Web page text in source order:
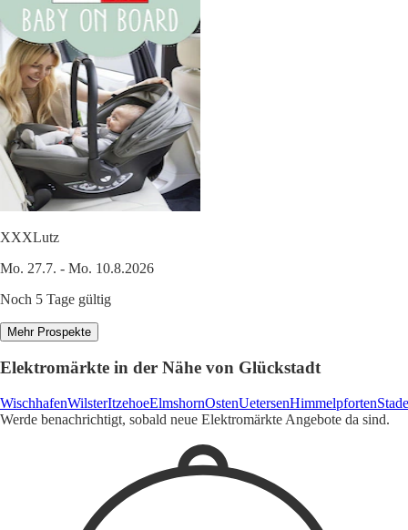
XXXLutz
Mo. 27.7. - Mo. 10.8.2026
Noch 5 Tage gültig
Mehr Prospekte
Elektromärkte in der Nähe von Glückstadt
WischhafenWilsterItzehoeElmshornOstenUetersenHimmelpfortenStade
Werde benachrichtigt, sobald neue Elektromärkte Angebote da sind.